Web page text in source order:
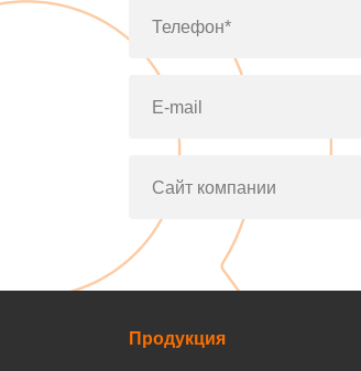
Телефон*
E-mail
Сайт компании
Продукция